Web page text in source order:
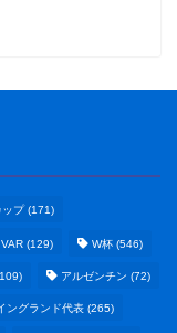
ップ(171)
VAR (129) W杯 (546)
アルゼンチン (72)
ングランド代表 (265)